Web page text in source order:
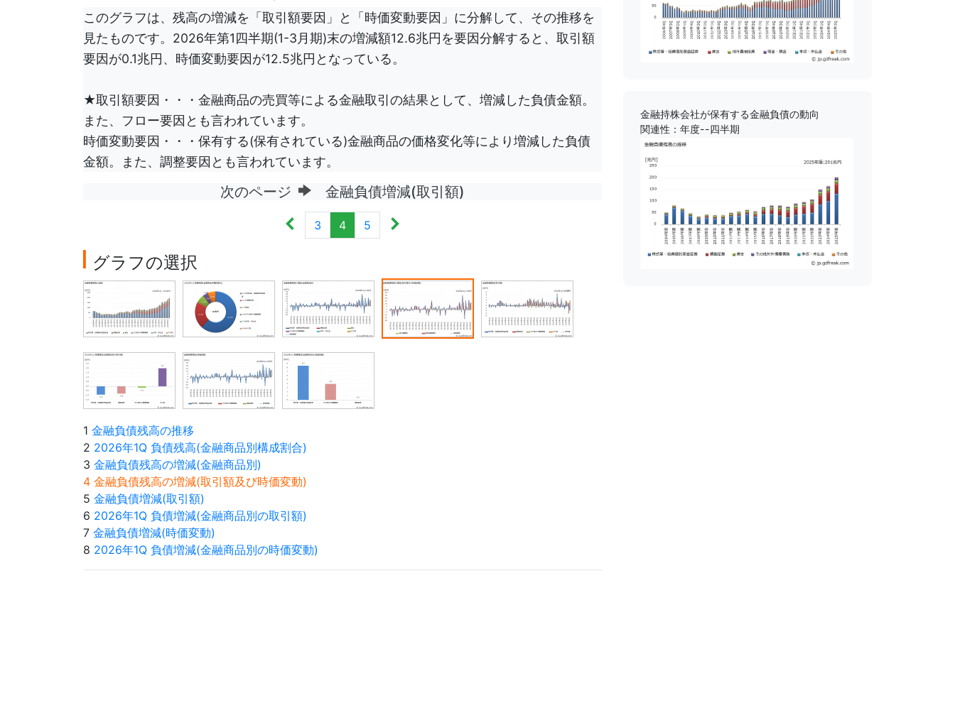
このグラフは、残高の増減を「取引額要因」と「時価変動要因」に分解して、その推移を
見たものです。2026年第1四半期(1-3月期)末の増減額12.6兆円を要因分解すると、取引額
要因が0.1兆円、時価変動要因が12.5兆円となっている。
★取引額要因・・・金融商品の売買等による金融取引の結果として、増減した負債金額。
また、フロー要因とも言われています。
時価変動要因・・・保有する(保有されている)金融商品の価格変化等により増減した負債
金額。また、調整要因とも言われています。
次のページ 金融負債増減(取引額)
3 4 5
グラフの選択
1 金融負債残高の推移
2 2026年1Q 負債残高(金融商品別構成割合)
3 金融負債残高の増減(金融商品別)
4 金融負債残高の増減(取引額及び時価変動)
5 金融負債増減(取引額)
6 2026年1Q 負債増減(金融商品別の取引額)
7 金融負債増減(時価変動)
8 2026年1Q 負債増減(金融商品別の時価変動)
金融持株会社が保有する金融負債の動向
関連性：年度--四半期